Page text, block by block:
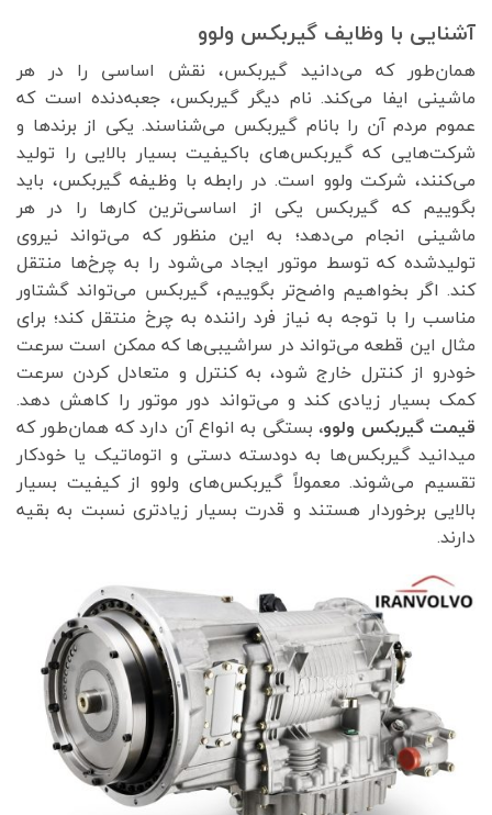
آشنایی با وظایف گیربکس ولوو
همان‌طور که می‌دانید گیربکس، نقش اساسی را در هر
ماشینی ایفا می‌کند. نام دیگر گیربکس، جعبه‌دنده است که
عموم مردم آن را بانام گیربکس می‌شناسند. یکی از برندها و
شرکت‌هایی که گیربکس‌های باکیفیت بسیار بالایی را تولید
می‌کنند، شرکت ولوو است. در رابطه با وظیفه گیربکس، باید
بگوییم که گیربکس یکی از اساسی‌ترین کارها را در هر
ماشینی انجام می‌دهد؛ به این منظور که می‌تواند نیروی
تولیدشده که توسط موتور ایجاد می‌شود را به چرخ‌ها منتقل
کند. اگر بخواهیم واضح‌تر بگوییم، گیربکس می‌تواند گشتاور
مناسب را با توجه به نیاز فرد راننده به چرخ منتقل کند؛ برای
مثال این قطعه می‌تواند در سراشیبی‌ها که ممکن است سرعت
خودرو از کنترل خارج شود، به کنترل و متعادل کردن سرعت
کمک بسیار زیادی کند و می‌تواند دور موتور را کاهش دهد.
قیمت گیربکس ولوو، بستگی به انواع آن دارد که همان‌طور که
میدانید گیربکس‌ها به دودسته دستی و اتوماتیک یا خودکار
تقسیم می‌شوند. معمولاً گیربکس‌های ولوو از کیفیت بسیار
بالایی برخوردار هستند و قدرت بسیار زیادتری نسبت به بقیه
دارند.